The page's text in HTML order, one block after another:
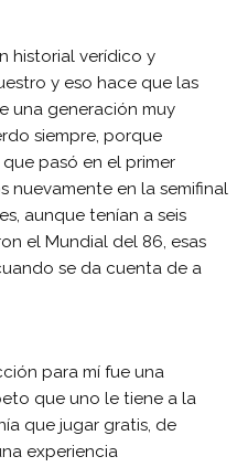
historial verídico y
y eso hace que las
una generación muy
siempre, porque
pasó en el primer
nuevamente en la semifinal
aunque tenían a seis
el Mundial del 86, esas
se da cuenta de a
para mí fue una
que uno le tiene a la
que jugar gratis, de
experiencia